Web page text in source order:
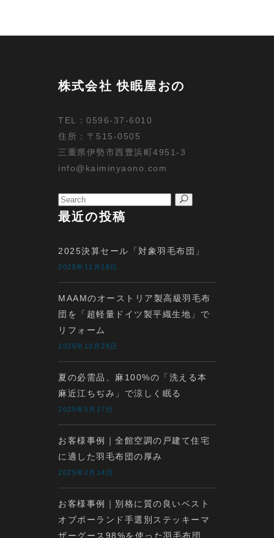
株式会社 快眠屋おの
TEL：0596-37-6010
住所：〒515-0505
三重県伊勢市西豊浜町4951-3
info@kaiminyaono.com
Search
for:
最近の投稿
2025決算セール「対象羽毛布団」
2025年11月18日
MAAMのオーストリア製高級羽毛布
団を「超軽量ドイツ製平織生地」で
リフォーム
2025年10月28日
夏の必需品、麻100%の「洗える本
麻近江ちぢみ」で涼しく眠る
2025年5月17日
お客様事例｜全館空調の戸建て住宅
に適した羽毛布団の厚み
2025年2月14日
お客様事例｜別格に質の良いベスト
オブポーランド手選別ステッキーマ
ザーグース98%を使った羽毛布団